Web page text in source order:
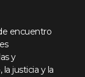
encuentro
y
justicia y la